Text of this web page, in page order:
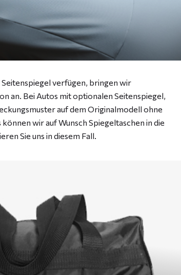
verfügen, bringen wir
an. Bei Autos mit optionalen Seitenspiegel,
auf dem Originalmodell ohne
wir auf Wunsch Spiegeltaschen in die
Sie uns in diesem Fall.